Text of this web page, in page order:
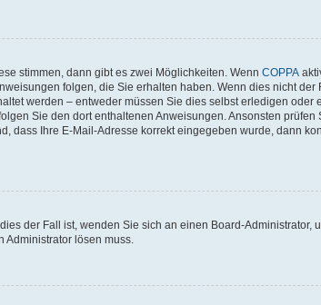
stimmen, dann gibt es zwei Möglichkeiten. Wenn COPPA
folgen, die Sie erhalten haben. Wenn dies nicht der
werden – entweder müssen Sie dies selbst erledigen oder
Sie den dort enthaltenen Anweisungen. Ansonsten prüfen
dass Ihre E-Mail-Adresse korrekt eingegeben wurde, dann
der Fall ist, wenden Sie sich an einen Board-Administrator,
lösen muss.